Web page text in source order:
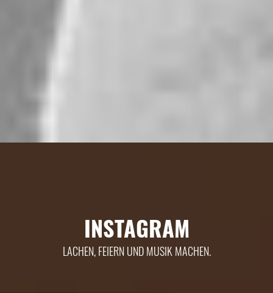
INSTAGRAM
LACHEN, FEIERN UND MUSIK MACHEN.